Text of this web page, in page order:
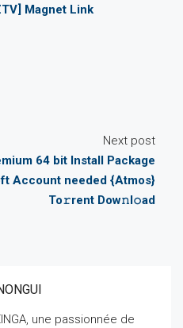
Magnet Link
Next post
64 bit Install Package
Account needed {Atmos}
To𝚛rent Dow𝚗l𝚘ad
une passionnée de